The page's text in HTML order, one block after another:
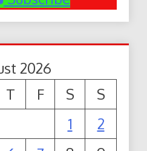
2026
T F S
S
1
2